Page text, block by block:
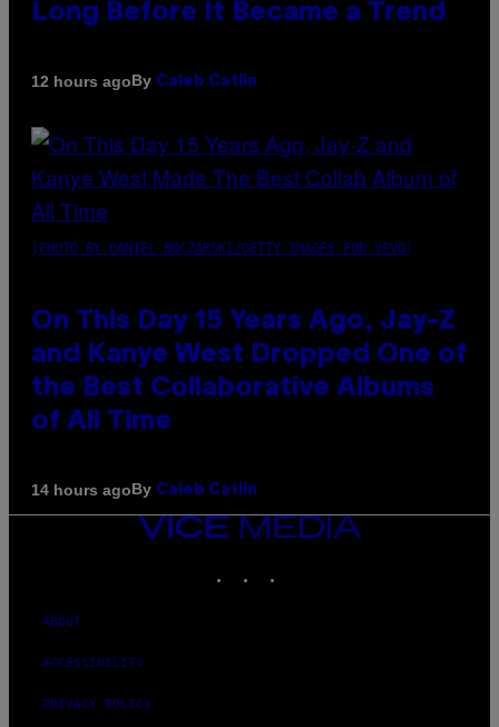
Long Before It Became a Trend
12 hours agoBy Caleb Catlin
(PHOTO BY DANIEL BOCZARSKI/GETTY IMAGES FOR VEVO)
On This Day 15 Years Ago, Jay-Z
and Kanye West Dropped One of
the Best Collaborative Albums
of All Time
14 hours agoBy Caleb Catlin
VICE
MEDIA
ABOUT
ACCESSIBILITY
PRIVACY POLICY